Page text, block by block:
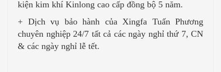
kiện kim khí Kinlong cao cấp đồng bộ 5 năm.
+ Dịch vụ bảo hành của Xingfa Tuấn Phương
chuyên nghiệp 24/7 tất cả các ngày nghỉ thứ 7, CN
& các ngày nghỉ lễ tết.